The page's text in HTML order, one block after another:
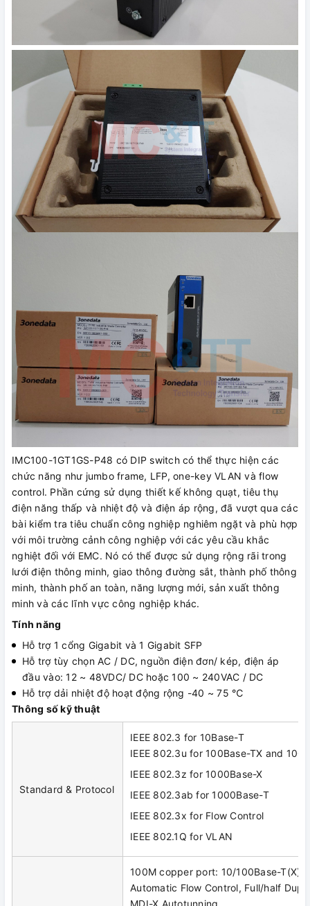
IMC100-1GT1GS-P48 có DIP switch có thể thực hiện các
chức năng như jumbo frame, LFP, one-key VLAN và flow
control. Phần cứng sử dụng thiết kế không quạt, tiêu thụ
điện năng thấp và nhiệt độ và điện áp rộng, đã vượt qua các
bài kiểm tra tiêu chuẩn công nghiệp nghiêm ngặt và phù hợp
với môi trường cảnh công nghiệp với các yêu cầu khắc
nghiệt đối với EMC. Nó có thể được sử dụng rộng rãi trong
lưới điện thông minh, giao thông đường sắt, thành phố thông
minh, thành phố an toàn, năng lượng mới, sản xuất thông
minh và các lĩnh vực công nghiệp khác.
Tính năng
Hỗ trợ 1 cổng Gigabit và 1 Gigabit SFP
Hỗ trợ tùy chọn AC / DC, nguồn điện đơn/ kép, điện áp
đầu vào: 12 ~ 48VDC/ DC hoặc 100 ~ 240VAC / DC
Hỗ trợ dải nhiệt độ hoạt động rộng -40 ~ 75 ℃
Thông số kỹ thuật
Standard & Protocol
IEEE 802.3 for 10Base-T
IEEE 802.3u for 100Base-TX and
IEEE 802.3z for 1000Base-X
IEEE 802.3ab for 1000Base-T
IEEE 802.3x for Flow Control
IEEE 802.1Q for VLAN
100M copper port: 10/100Base-T(X),
Automatic Flow Control, Full/half